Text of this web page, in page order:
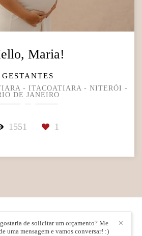
Maria!
GESTANTES
- ITACOATIARA - NITERÓI -
DE JANEIRO
1551 1
ROCHA/CONTATO ✕
de solicitar um orçamento? Me
uma mensagem e vamos conversar! :)